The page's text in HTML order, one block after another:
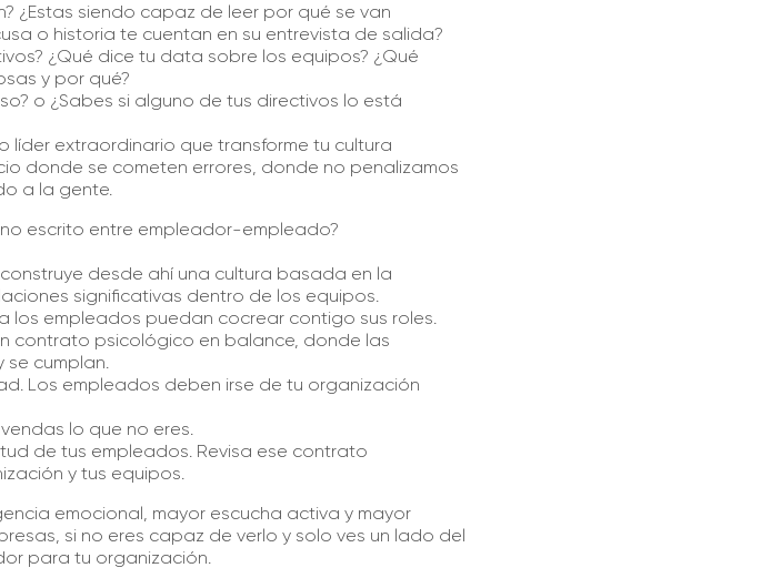
¿Estas siendo capaz de leer por qué se van
o historia te cuentan en su entrevista de salida?
¿Qué dice tu data sobre los equipos? ¿Qué
y por qué?
o ¿Sabes si alguno de tus directivos lo está
líder extraordinario que transforme tu cultura
donde se cometen errores, donde no penalizamos
a la gente.
escrito entre empleador-empleado?
desde ahí una cultura basada en la
significativas dentro de los equipos.
los empleados puedan cocrear contigo sus roles.
contrato psicológico en balance, donde las
cumplan.
Los empleados deben irse de tu organización
lo que no eres.
de tus empleados. Revisa ese contrato
y tus equipos.
emocional, mayor escucha activa y mayor
si no eres capaz de verlo y solo ves un lado del
para tu organización.